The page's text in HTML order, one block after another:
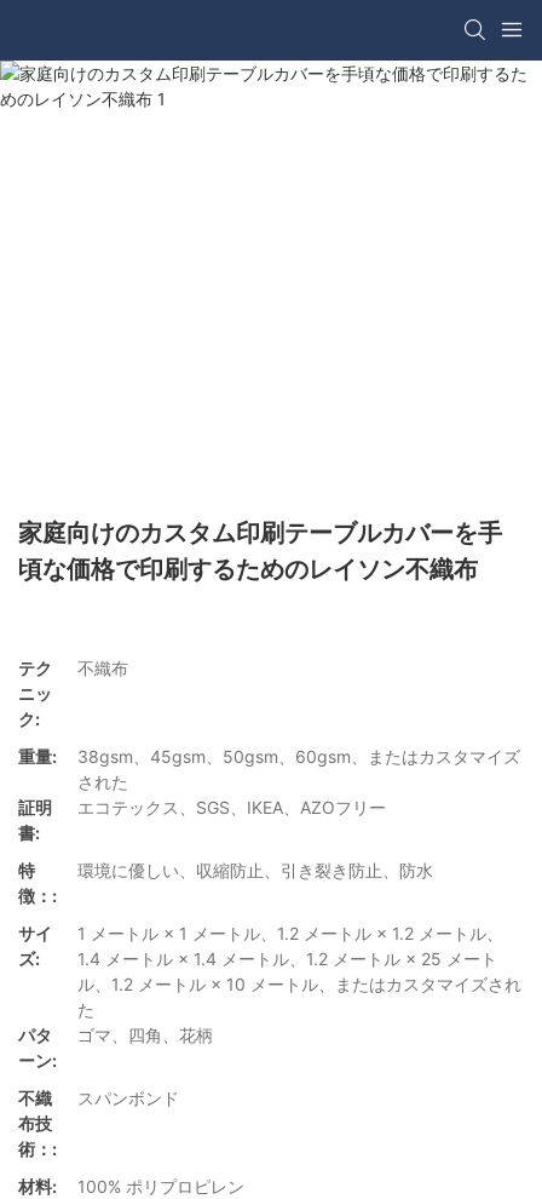
家庭向けのカスタム印刷テーブルカバーを手
頃な価格で印刷するためのレイソン不織布
テク
ニッ
ク:
不織布
重量:
38gsm、45gsm、50gsm、60gsm、またはカスタマイズ
された
証明
書:
エコテックス、SGS、IKEA、AZOフリー
特
徴：:
環境に優しい、収縮防止、引き裂き防止、防水
サイ
ズ:
1 メートル × 1 メートル、1.2 メートル × 1.2 メートル、
1.4 メートル × 1.4 メートル、1.2 メートル × 25 メート
ル、1.2 メートル × 10 メートル、またはカスタマイズされ
た
パタ
ーン:
ゴマ、四角、花柄
不織
布技
術：:
スパンボンド
材料:
100% ポリプロピレン